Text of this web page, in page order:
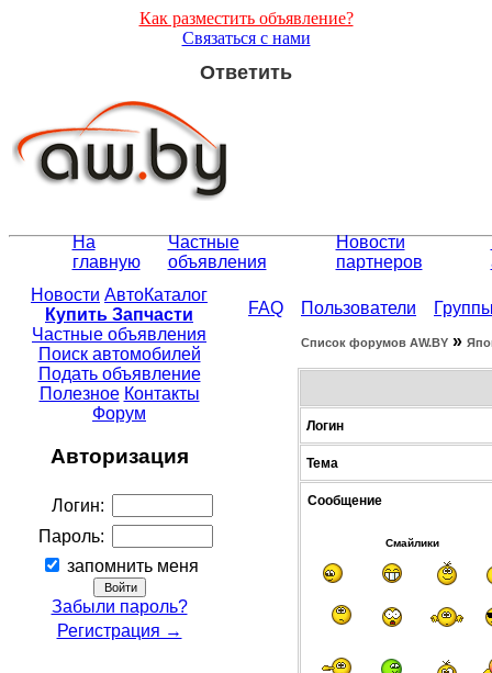
Как разместить объявление?
Связаться с нами
Ответить
На
главную
Частные
объявления
Новости
партнеров
Новости АвтоКаталог
Купить Запчасти
Частные объявления
Поиск автомобилей
Подать объявление
Полезное Контакты
Форум
Авторизация
Логин:
Пароль:
запомнить меня
Забыли пароль?
Регистрация →
FAQ Пользователи
Список форумов АW.BY »
Логин
Тема
Сообщение
Смайлики